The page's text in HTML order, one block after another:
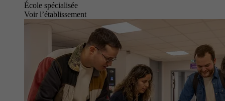
École spécialisée
Voir l’établissement